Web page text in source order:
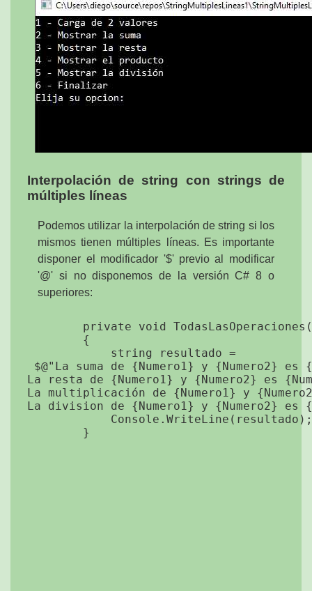
Interpolación de string con strings de
múltiples líneas
Podemos utilizar la interpolación de string si los
mismos tienen múltiples líneas. Es importante
disponer el modificador '$' previo al modificar
'@' si no disponemos de la versión C# 8 o
superiores:
private void
        {
            string resultado =
$@"La suma de {Numero1} y {Numero2} es
La resta de {Numero1} y {Numero2} es
La multiplicación de {Numero1} y
La division de {Numero1} y {Numero2} es